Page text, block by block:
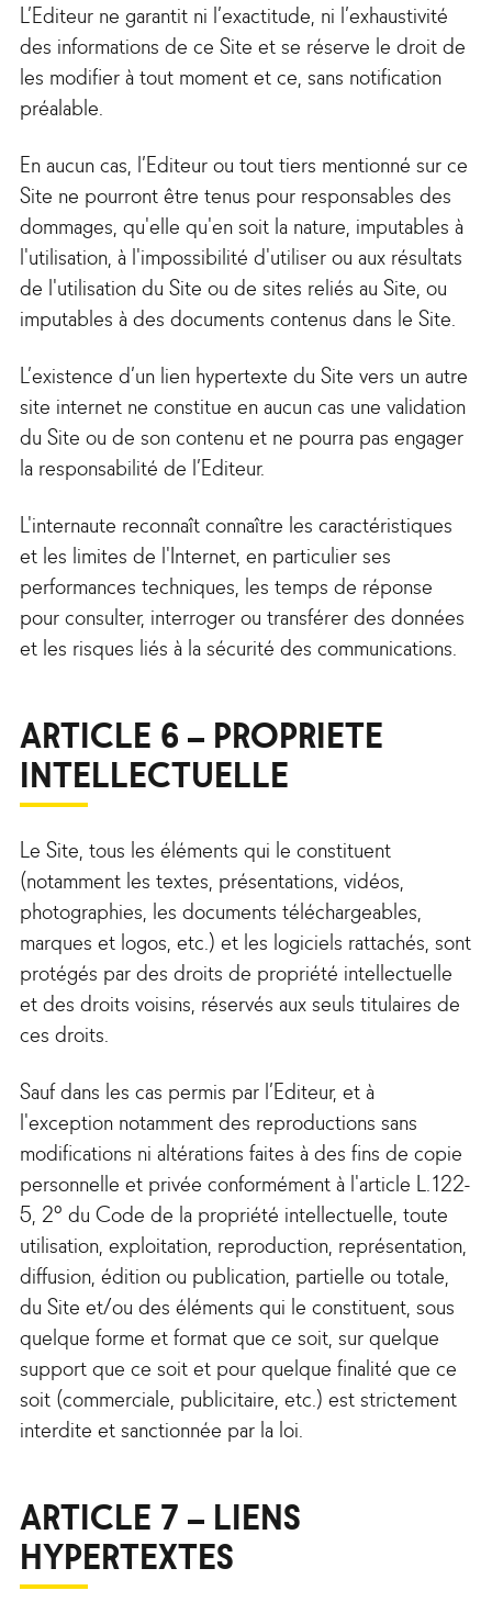
L’Editeur ne garantit ni l’exactitude, ni l’exhaustivité
des informations de ce Site et se réserve le droit de
les modifier à tout moment et ce, sans notification
préalable.
En aucun cas, l’Editeur ou tout tiers mentionné sur ce
Site ne pourront être tenus pour responsables des
dommages, qu'elle qu'en soit la nature, imputables à
l'utilisation, à l'impossibilité d'utiliser ou aux résultats
de l'utilisation du Site ou de sites reliés au Site, ou
imputables à des documents contenus dans le Site.
L’existence d’un lien hypertexte du Site vers un autre
site internet ne constitue en aucun cas une validation
du Site ou de son contenu et ne pourra pas engager
la responsabilité de l’Editeur.
L'internaute reconnaît connaître les caractéristiques
et les limites de l'Internet, en particulier ses
performances techniques, les temps de réponse
pour consulter, interroger ou transférer des données
et les risques liés à la sécurité des communications.
ARTICLE 6 – PROPRIETE
INTELLECTUELLE
Le Site, tous les éléments qui le constituent
(notamment les textes, présentations, vidéos,
photographies, les documents téléchargeables,
marques et logos, etc.) et les logiciels rattachés, sont
protégés par des droits de propriété intellectuelle
et des droits voisins, réservés aux seuls titulaires de
ces droits.
Sauf dans les cas permis par l’Editeur, et à
l'exception notamment des reproductions sans
modifications ni altérations faites à des fins de copie
personnelle et privée conformément à l'article L.122-
5, 2° du Code de la propriété intellectuelle, toute
utilisation, exploitation, reproduction, représentation,
diffusion, édition ou publication, partielle ou totale,
du Site et/ou des éléments qui le constituent, sous
quelque forme et format que ce soit, sur quelque
support que ce soit et pour quelque finalité que ce
soit (commerciale, publicitaire, etc.) est strictement
interdite et sanctionnée par la loi.
ARTICLE 7 – LIENS
HYPERTEXTES